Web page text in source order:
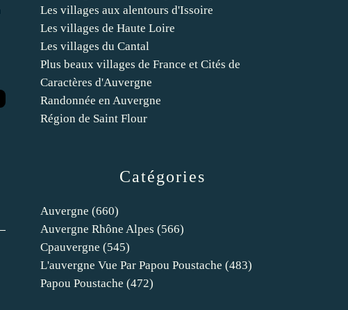
Catégories
Auvergne (660)
Auvergne Rhône Alpes (566)
Cpauvergne (545)
L'auvergne Vue Par Papou Poustache (483)
Papou Poustache (472)
Les villages aux alentours d'Issoire
Les villages de Haute Loire
Les villages du Cantal
Plus beaux villages de France et Cités de
Caractères d'Auvergne
Randonnée en Auvergne
Région de Saint Flour